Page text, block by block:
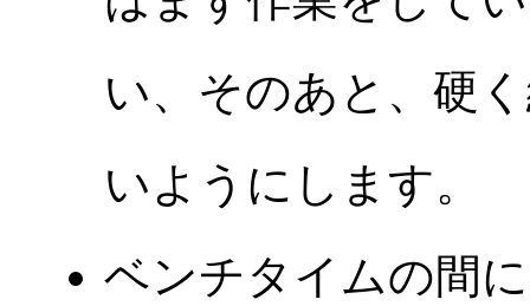
い、そのあと、硬
いようにします。
ベンチタイムの間